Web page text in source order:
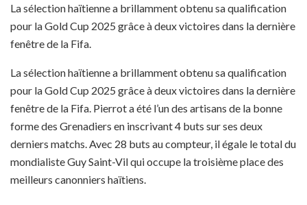
La sélection haïtienne a brillamment obtenu sa qualification
pour la Gold Cup 2025 grâce à deux victoires dans la dernière
fenêtre de la Fifa.
La sélection haïtienne a brillamment obtenu sa qualification
pour la Gold Cup 2025 grâce à deux victoires dans la dernière
fenêtre de la Fifa. Pierrot a été l’un des artisans de la bonne
forme des Grenadiers en inscrivant 4 buts sur ses deux
derniers matchs. Avec 28 buts au compteur, il égale le total du
mondialiste Guy Saint-Vil qui occupe la troisième place des
meilleurs canonniers haïtiens.